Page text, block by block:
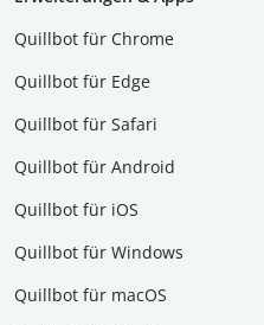
Quillbot für Chrome
Quillbot für Edge
Quillbot für Safari
Quillbot für Android
Quillbot für iOS
Quillbot für Windows
Quillbot für macOS